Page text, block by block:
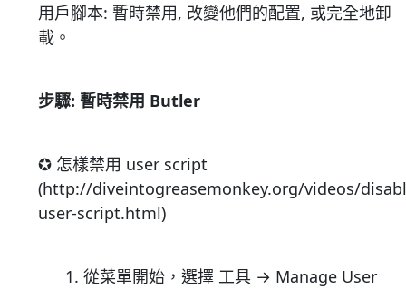
用戶腳本: 暫時禁用, 改變他們的配置, 或完全地卸
載。
步驟: 暫時禁用 Butler
✪ 怎樣禁用 user script
(http://diveintogreasemonkey.org/videos/
user-script.html)
1. 從菜單開始，選擇 工具 → Manage User